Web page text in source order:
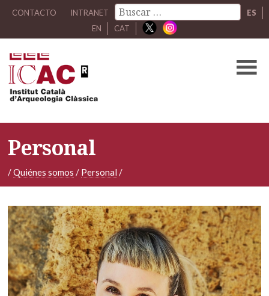
CONTACTO INTRANET
ES
EN
CAT
Personal
/Quiénes somos / Personal /